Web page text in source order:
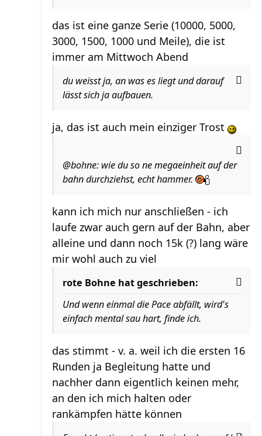
das ist eine ganze Serie (10000, 5000,
3000, 1500, 1000 und Meile), die ist
immer am Mittwoch Abend
du weisst ja, an was es liegt und darauf
lässt sich ja aufbauen.
ja, das ist auch mein einziger Trost
@bohne: wie du so ne megaeinheit auf der
bahn durchziehst, echt hammer.
kann ich mich nur anschließen - ich
laufe zwar auch gern auf der Bahn, aber
alleine und dann noch 15k (?) lang wäre
mir wohl auch zu viel
rote Bohne hat geschrieben:
Und wenn einmal die Pace abfällt, wird's
einfach mental sau hart, finde ich.
das stimmt - v. a. weil ich die ersten 16
Runden ja Begleitung hatte und
nachher dann eigentlich keinen mehr,
an den ich mich halten oder
rankämpfen hätte können